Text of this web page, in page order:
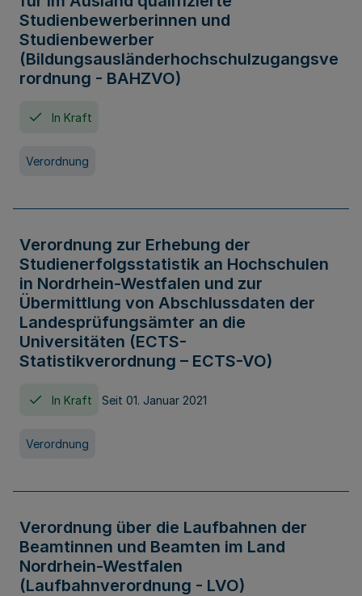
Studienbewerberinnen und
Studienbewerber
(Bildungsausländerhochschulzugangsve
rordnung - BAHZVO)
In Kraft
Verordnung
Verordnung zur Erhebung der
Studienerfolgsstatistik an Hochschulen
in Nordrhein-Westfalen und zur
Übermittlung von Abschlussdaten der
Landesprüfungsämter an die
Universitäten (ECTS-
Statistikverordnung – ECTS-VO)
In Kraft Seit 01. Januar 2021
Verordnung
Verordnung über die Laufbahnen der
Beamtinnen und Beamten im Land
Nordrhein-Westfalen
(Laufbahnverordnung - LVO)